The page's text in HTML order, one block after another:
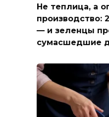
Не теплица, а
производство:
— и зеленцы
сумасшедшие